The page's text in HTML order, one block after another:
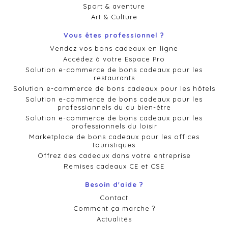
Sport & aventure
Art & Culture
Vous êtes professionnel ?
Vendez vos bons cadeaux en ligne
Accédez à votre Espace Pro
Solution e-commerce de bons cadeaux pour les
restaurants
Solution e-commerce de bons cadeaux pour les hôtels
Solution e-commerce de bons cadeaux pour les
professionnels du du bien-être
Solution e-commerce de bons cadeaux pour les
professionnels du loisir
Marketplace de bons cadeaux pour les offices
touristiques
Offrez des cadeaux dans votre entreprise
Remises cadeaux CE et CSE
Besoin d'aide ?
Contact
Comment ça marche ?
Actualités